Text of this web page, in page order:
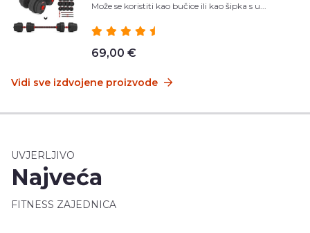
Može se koristiti kao bučice ili kao šipka s u...
69,00 €
Vidi sve izdvojene proizvode
UVJERLJIVO
Najveća
FITNESS ZAJEDNICA